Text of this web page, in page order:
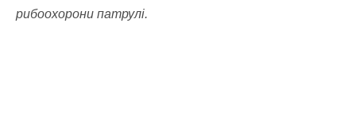
рибоохорони патрулі.